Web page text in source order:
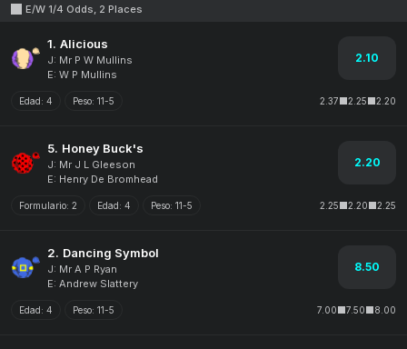
E/W 1/4 Odds, 2 Places
1. Alicious
J: Mr P W Mullins
E: W P Mullins
2.10
Edad: 4 Peso: 11-5 2.37 2.25 2.20
5. Honey Buck's
J: Mr J L Gleeson
E: Henry De Bromhead
2.20
Formulario: 2 Edad: 4 Peso: 11-5 2.25 2.20 2.25
2. Dancing Symbol
J: Mr A P Ryan
E: Andrew Slattery
8.50
Edad: 4 Peso: 11-5 7.00 7.50 8.00